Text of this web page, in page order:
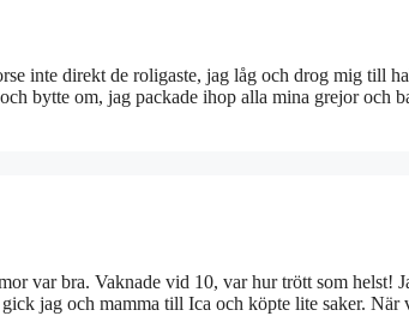
inte direkt de roligaste, jag låg och drog mig till
bytte om, jag packade ihop alla mina grejor och
var bra. Vaknade vid 10, var hur trött som helst!
jag och mamma till Ica och köpte lite saker.